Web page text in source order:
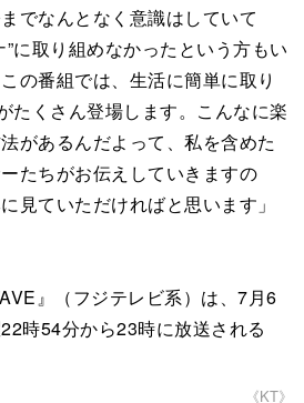
でなんとなく意識はしていて
”に取り組めなかったという方もい
の番組では、生活に簡単に取り
たくさん登場します。こんなに楽
があるんだよって、私を含めた
たちがお伝えしていきますの
見ていただければと思います」
』（フジテレビ系）は、7月6
時54分から23時に放送される
《KT》